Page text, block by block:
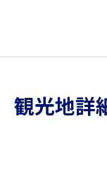
観光地詳